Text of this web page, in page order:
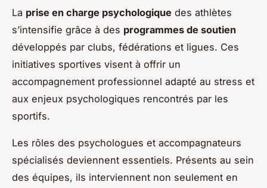
La prise en charge psychologique des athlètes
s’intensifie grâce à des programmes de soutien
développés par clubs, fédérations et ligues. Ces
initiatives sportives visent à offrir un
accompagnement professionnel adapté au stress et
aux enjeux psychologiques rencontrés par les
sportifs.
Les rôles des psychologues et accompagnateurs
spécialisés deviennent essentiels. Présents au sein
des équipes, ils interviennent non seulement en